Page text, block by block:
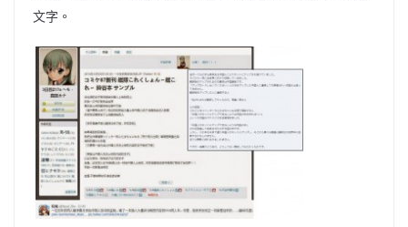
文字。